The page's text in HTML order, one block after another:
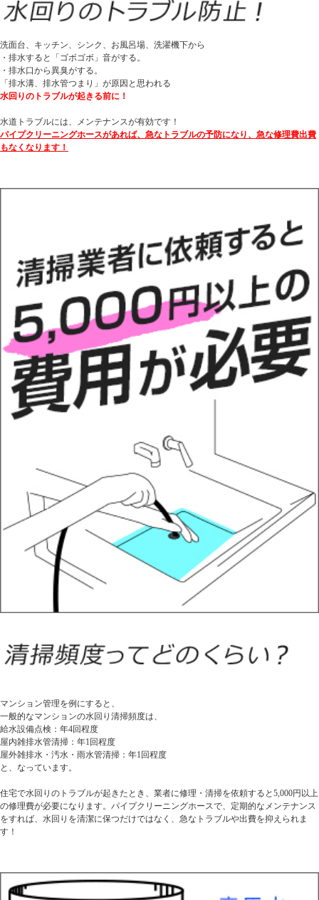
洗面台、キッチン、シンク、お風呂場、洗濯機下から
・排水すると「ゴボゴボ」音がする。
・排水口から異臭がする。
「排水溝、排水管つまり」が原因と思われる
水回りのトラブルが起きる前に！
水道トラブルには、メンテナンスが有効です！
パイプクリーニングホースがあれば、急なトラブルの予防になり、急な修理費出費
もなくなります！
マンション管理を例にすると、
一般的なマンションの水回り清掃頻度は、
給水設備点検：年4回程度
屋内雑排水管清掃：年1回程度
屋外雑排水・汚水・雨水管清掃：年1回程度
と、なっています。
住宅で水回りのトラブルが起きたとき、業者に修理・清掃を依頼すると5,000円以上
の修理費が必要になります。パイプクリーニングホースで、定期的なメンテナンス
をすれば、水回りを清潔に保つだけではなく、急なトラブルや出費を抑えられま
す！